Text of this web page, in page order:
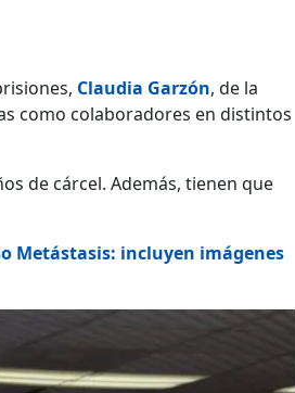
Claudia Garzón, de la
como colaboradores en distintos
de cárcel. Además, tienen que
Metástasis: incluyen imágenes